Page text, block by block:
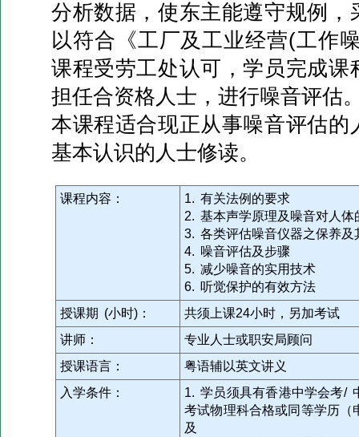
分析数据，使东主能遵守规例，
以符合《工厂及工业经营(工作
课程受劳工处认可，学员完成课
担任合资格人士，进行噪音评估
本课程适合现正从事噪音评估的
基本认识的人士修读。
课程内容：
1. 有关法例的要求
2. 基本声学原理及噪音对人体
3. 各类评估噪音仪器之保养及
4. 噪音评估及步骤
5. 减少噪音的实用技术
6. 听觉保护的有效方法
授课期 (小时)：
共须上课24小时，另加考试
讲师：
专业人士或职安局顾问
授课语言：
粤语辅以英文讲义
入学条件：
1. 学员须具有香港中学会考/
考试物理科合格或同等学历
及